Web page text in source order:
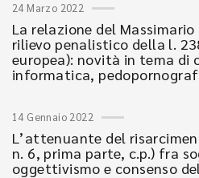
24 Marzo 2022
La relazione del
rilievo penalistico della l.
europea): novità in tema di
informatica,
14 Gennaio 2022
L’attenuante del
n. 6, prima parte, c.p.) fra
oggettivismo e consenso